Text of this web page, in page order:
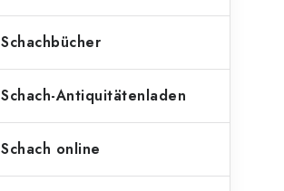
Schachbücher
Schach-Antiquitätenladen
Schach online